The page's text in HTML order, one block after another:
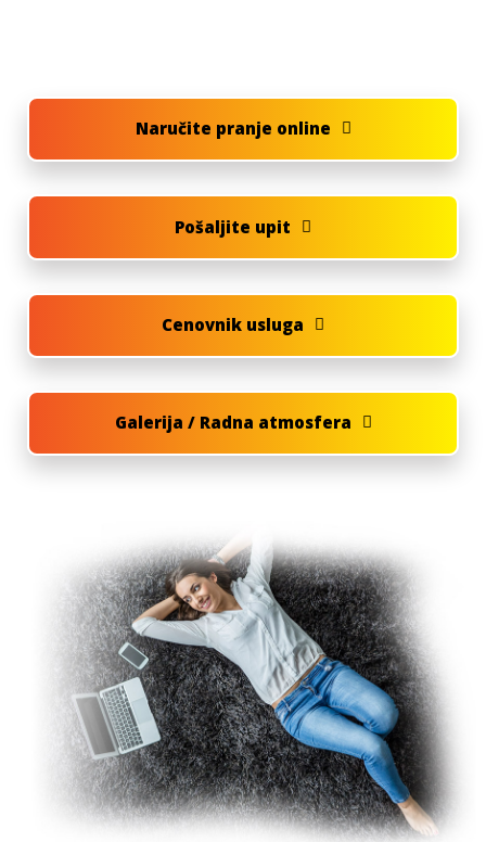
Naručite pranje online
Pošaljite upit
Cenovnik usluga
Galerija / Radna atmosfera